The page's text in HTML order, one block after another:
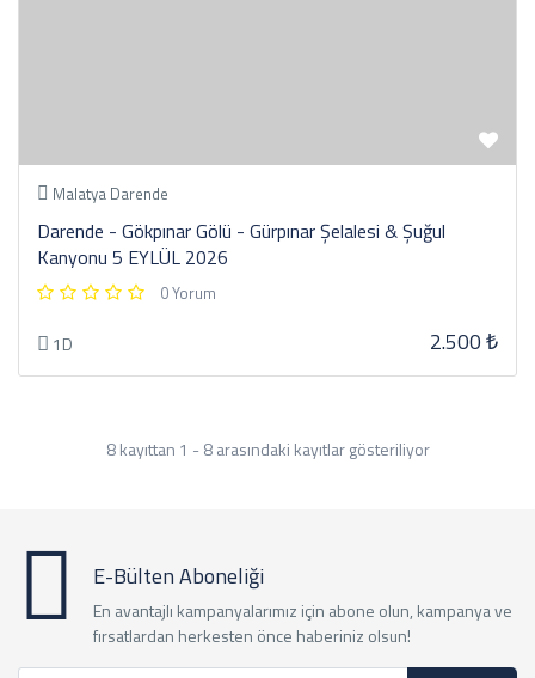
Malatya Darende
Darende - Gökpınar Gölü - Gürpınar Şelalesi & Şuğul
Kanyonu 5 EYLÜL 2026
0 Yorum
1D 2.500 ₺
8 kayıttan 1 - 8 arasındaki kayıtlar gösteriliyor
E-Bülten Aboneliği
En avantajlı kampanyalarımız için abone olun, kampanya ve
fırsatlardan herkesten önce haberiniz olsun!